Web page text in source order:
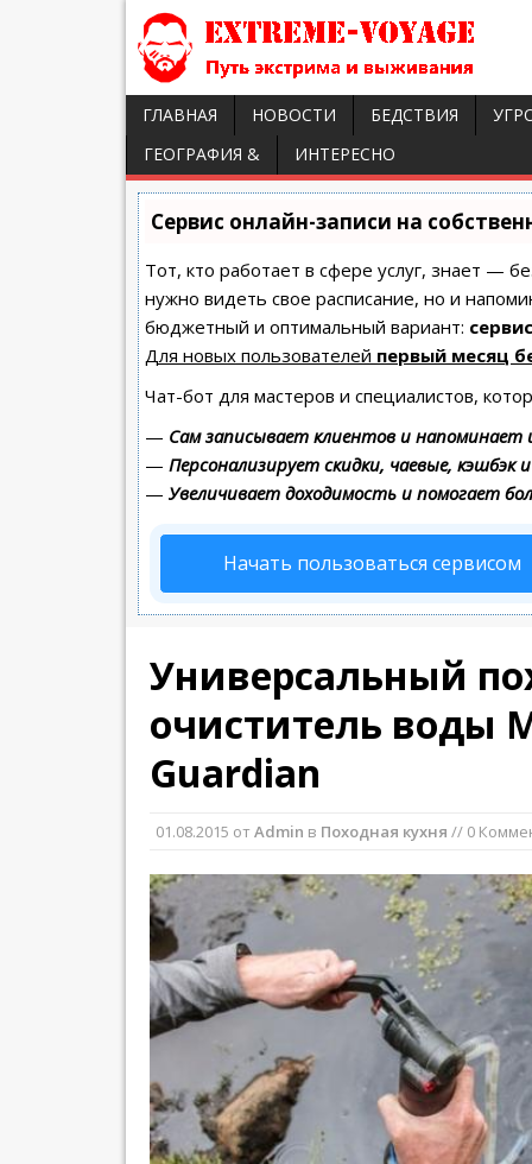
ГЛАВНАЯ НОВОСТИ БЕДСТВИЯ
ГЕОГРАФИЯ &
ИНТЕРЕСНО
Сервис онлайн-записи на
Тот, кто работает в сфере услуг, знает —
нужно видеть свое расписание, но и
бюджетный и оптимальный вариант:
Для новых пользователей первый месяц
Чат-бот для мастеров и специалистов,
— Сам записывает клиентов и напоминает
— Персонализирует скидки, чаевые, кэшбэк
— Увеличивает доходимость и помогает
Начать пользоваться сервисом
Универсальный
очиститель воды
Guardian
01.08.2015 от Admin в Походная кухня // 0